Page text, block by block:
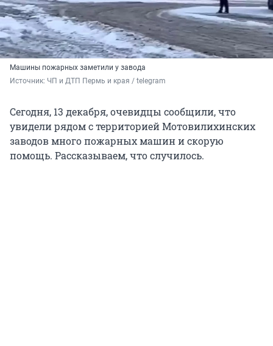
Машины пожарных заметили у завода
Источник: ЧП и ДТП Пермь и края / telegram
Сегодня, 13 декабря, очевидцы сообщили, что
увидели рядом с территорией Мотовилихинских
заводов много пожарных машин и скорую
помощь. Рассказываем, что случилось.